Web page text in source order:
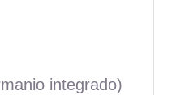
integrado)